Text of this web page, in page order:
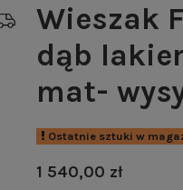
Wieszak
dąb
mat-
Ostatnie sztuki w
1 540,00 zł